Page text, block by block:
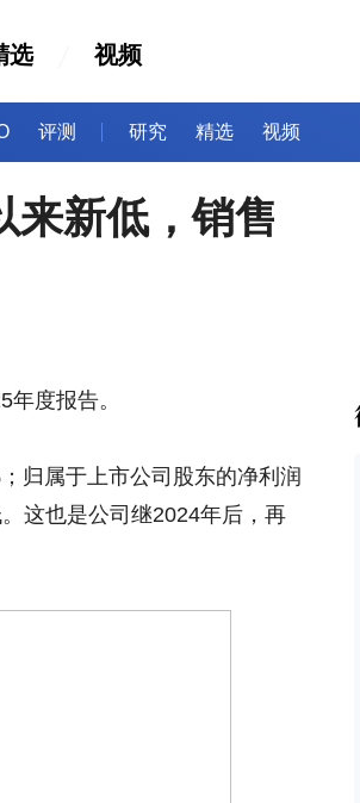
选 视频
评测 研究 精选 视频
来新低，销售
度报告。
归属于上市公司股东的净利润
这也是公司继2024年后，再